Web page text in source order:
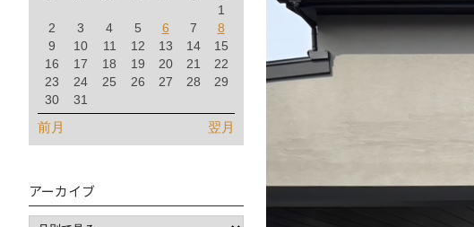
1
2
3 4 5 6 7
8
9
10 11 12 13 14
15
16
17 18 19 20 21
22
23
24 25 26 27 28
29
30
31
前月 翌月
アーカイブ